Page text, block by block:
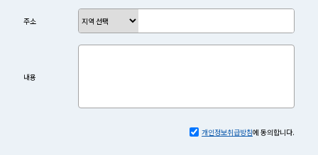
주소
내용
개인정보취급방침에 동의합니다.